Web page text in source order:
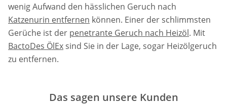
wenig Aufwand den hässlichen Geruch nach
Katzenurin entfernen können. Einer der schlimmsten
Gerüche ist der penetrante Geruch nach Heizöl. Mit
BactoDes ÖlEx sind Sie in der Lage, sogar Heizölgeruch
zu entfernen.
Das sagen unsere Kunden